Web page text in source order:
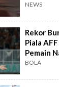
NEWS
Rekor
Piala
Pemain
BOLA